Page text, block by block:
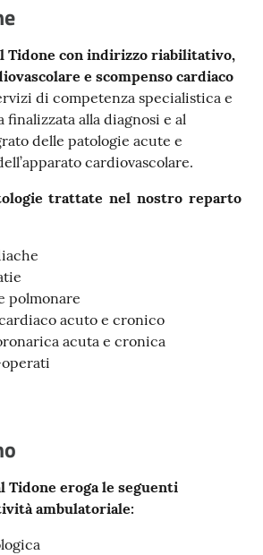
Tidone con indirizzo riabilitativo,
e scompenso cardiaco
di competenza specialistica e
alla diagnosi e al
delle patologie acute e
cardiovascolare.
trattate nel nostro reparto
polmonare
acuto e cronico
acuta e cronica
Tidone eroga le seguenti
ambulatoriale: